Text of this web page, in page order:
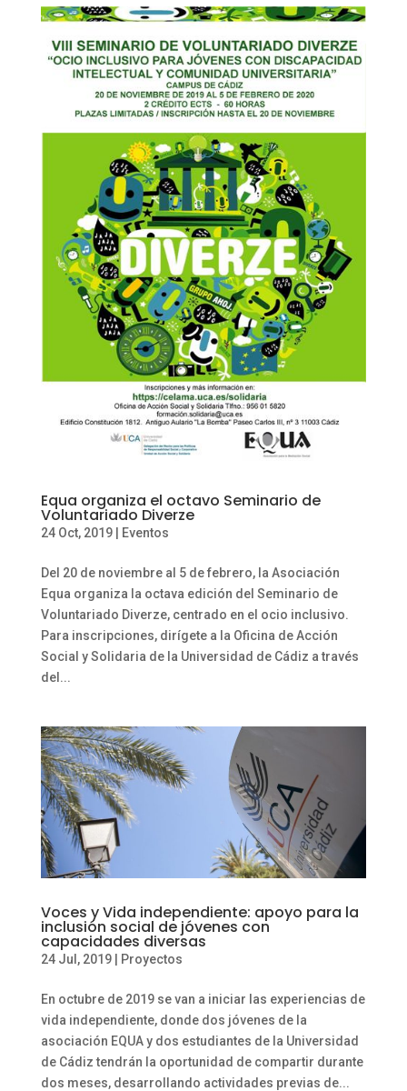
Equa organiza el octavo Seminario de
Voluntariado Diverze
24 Oct, 2019| Eventos
Del 20 de noviembre al 5 de febrero, la Asociación
Equa organiza la octava edición del Seminario de
Voluntariado Diverze, centrado en el ocio inclusivo.
Para inscripciones, dirígete a la Oficina de Acción
Social y Solidaria de la Universidad de Cádiz a través
del...
Voces y Vida independiente: apoyo para la
inclusión social de jóvenes con
capacidades diversas
24 Jul, 2019| Proyectos
En octubre de 2019 se van a iniciar las experiencias de
vida independiente, donde dos jóvenes de la
asociación EQUA y dos estudiantes de la Universidad
de Cádiz tendrán la oportunidad de compartir durante
dos meses, desarrollando actividades previas de...